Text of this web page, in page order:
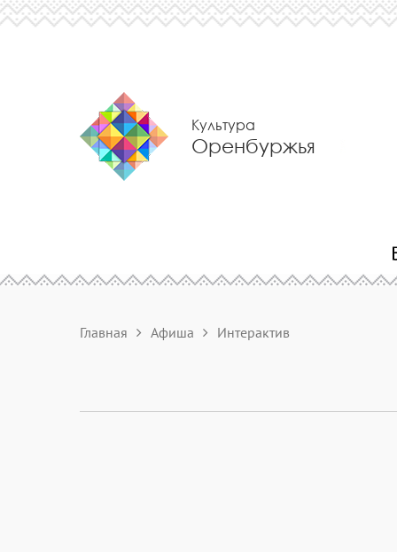
Культура
Оренбуржья
Главная Афиша Интерактив